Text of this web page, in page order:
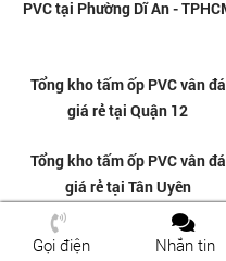
Tấm nhựa giả đá ốp tường giá rẻ
Gọi điện Nhắn tin